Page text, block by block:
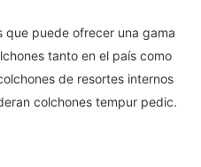
que puede ofrecer una gama
tanto en el país como
de resortes internos
colchones tempur pedic.